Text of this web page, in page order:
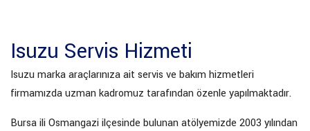
Isuzu Servis Hizmeti
Isuzu marka araçlarınıza ait servis ve bakım hizmetleri
firmamızda uzman kadromuz tarafından özenle yapılmaktadır.
Bursa ili Osmangazi ilçesinde bulunan atölyemizde 2003 yılından